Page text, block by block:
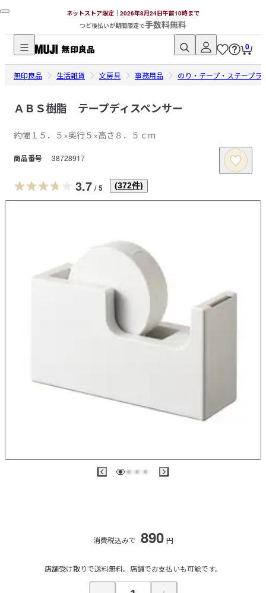
ネットストア限定｜2026年8月24日午前10時まで
つど後払いが期間限定で手数料無料
無
印
品
ッ
ス
ト
0
無印良品 生活雑貨 文房具 事務用品 のり・テープ・ステープラ
ＡＢＳ樹脂 テープディスペンサー
約幅１５．５×奥行５×高さ８．５ｃｍ
商品番号 38728917
3.7 / 5 (372件)
消費税込みで 890 円
店舗受け取りで送料無料。店舗でお支払いも可能です。